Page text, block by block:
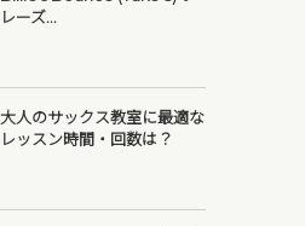
レーズ...
大人のサックス教室に最適な
レッスン時間・回数は？